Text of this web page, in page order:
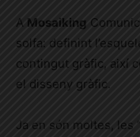
A Mosaiking
solfa: definint
contingut gràfic, així
el disseny gràfic.
Ja en són moltes, les